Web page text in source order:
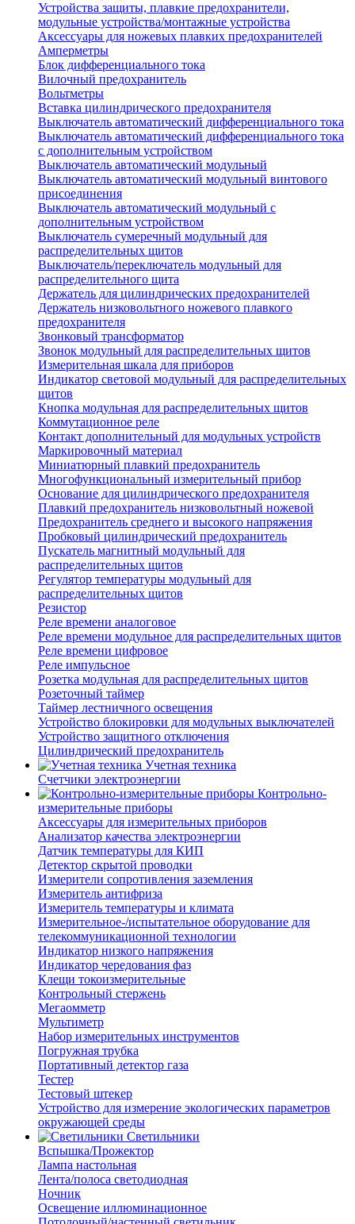
Устройства защиты, плавкие предохранители,
модульные устройства/монтажные устройства
Аксессуары для ножевых плавких предохранителей
Амперметры
Блок дифференциального тока
Вилочный предохранитель
Вольтметры
Вставка цилиндрического предохранителя
Выключатель автоматический дифференциального тока
Выключатель автоматический дифференциального тока
с дополнительным устройством
Выключатель автоматический модульный
Выключатель автоматический модульный винтового
присоединения
Выключатель автоматический модульный с
дополнительным устройством
Выключатель сумеречный модульный для
распределительных щитов
Выключатель/переключатель модульный для
распределительного щита
Держатель для цилиндрических предохранителей
Держатель низковольтного ножевого плавкого
предохранителя
Звонковый трансформатор
Звонок модульный для распределительных щитов
Измерительная шкала для приборов
Индикатор световой модульный для распределительных
щитов
Кнопка модульная для распределительных щитов
Коммутационное реле
Контакт дополнительный для модульных устройств
Маркировочный материал
Миниатюрный плавкий предохранитель
Многофункциональный измерительный прибор
Основание для цилиндрического предохранителя
Плавкий предохранитель низковольтный ножевой
Предохранитель среднего и высокого напряжения
Пробковый цилиндрический предохранитель
Пускатель магнитный модульный для
распределительных щитов
Регулятор температуры модульный для
распределительных щитов
Резистор
Реле времени аналоговое
Реле времени модульное для распределительных щитов
Реле времени цифровое
Реле импульсное
Розетка модульная для распределительных щитов
Розеточный таймер
Таймер лестничного освещения
Устройство блокировки для модульных выключателей
Устройство защитного отключения
Цилиндрический предохранитель
Учетная техника
Счетчики электроэнергии
Контрольно-
измерительные приборы
Аксессуары для измерительных приборов
Анализатор качества электроэнергии
Датчик температуры для КИП
Детектор скрытой проводки
Измерители сопротивления заземления
Измеритель антифриза
Измеритель температуры и климата
Измерительное-/испытательное оборудование для
телекоммуникационной технологии
Индикатор низкого напряжения
Индикатор чередования фаз
Клещи токоизмерительные
Контрольный стержень
Мегаомметр
Мультиметр
Набор измерительных инструментов
Погружная трубка
Портативный детектор газа
Тестер
Тестовый штекер
Устройство для измерение экологических параметров
окружающей среды
Светильники
Вспышка/Прожектор
Лампа настольная
Лента/полоса светодиодная
Ночник
Освещение иллюминационное